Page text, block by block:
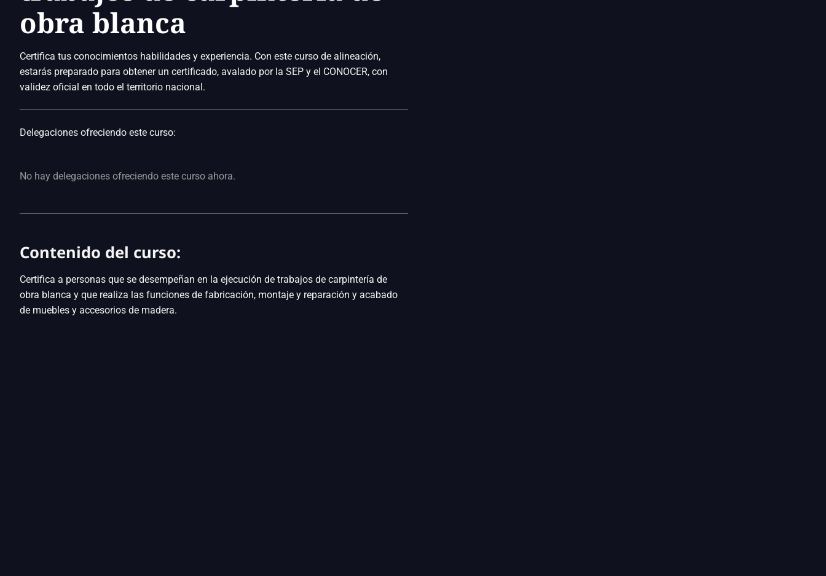
obra blanca
Certifica tus conocimientos habilidades y experiencia. Con este curso de alineación,
estarás preparado para obtener un certificado, avalado por la SEP y el CONOCER, con
validez oficial en todo el territorio nacional.
Delegaciones ofreciendo este curso:
No hay delegaciones ofreciendo este curso ahora.
Contenido del curso:
Certifica a personas que se desempeñan en la ejecución de trabajos de carpintería de
obra blanca y que realiza las funciones de fabricación, montaje y reparación y acabado
de muebles y accesorios de madera.